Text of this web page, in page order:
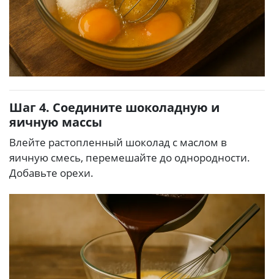
Шаг 4. Соедините шоколадную и
яичную массы
Влейте растопленный шоколад с маслом в
яичную смесь, перемешайте до однородности.
Добавьте орехи.